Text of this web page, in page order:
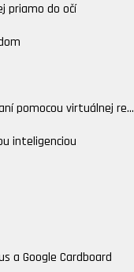
priamo do očí
pomocou virtuálnej re...
inteligenciou
a Google Cardboard